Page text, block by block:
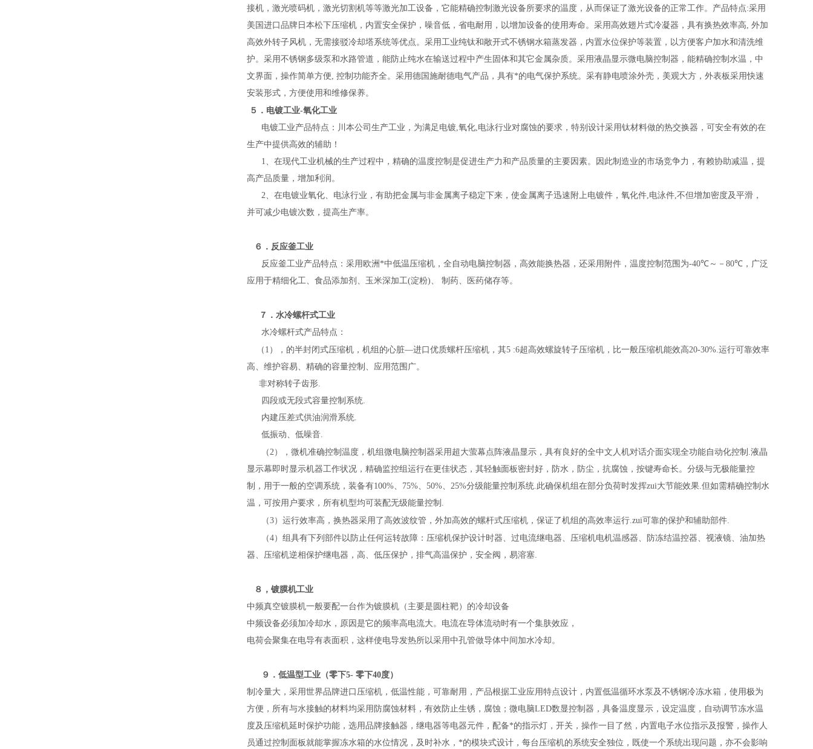
接机，激光喷码机， 激光切割机等等激光加工设备，它能精确控制激光设备所要求的温度，从而保证了激光设备的正常工作。产品特点:采用
美国进口 品牌日本松下压缩机 ，内置安全保护，噪音低，省电耐用，以增加设备的使用寿命。采用高效翅片式冷凝器，具有换热效率高, 外加
高效外转子风机，无需接驳冷却塔系统等优点。采用工业纯钛和敞开式不锈钢水箱蒸发器，内置水位保护等装置，以方便客户加水和清洗维
护。采用不锈钢多级泵和水路管道，能防止纯水在输送过程中产生固体和其它金属杂质。采用液晶显示微电脑控制器，能精确控制水温，中
文界面，操作简单方便, 控制功能齐全。采用德国施耐德电气产品，具有*的电气保护系统。采有静电喷涂外壳，美观大方，外表板采用快速
安装形式，方便使用和维修保养。
５． 电镀工业-氧化工业
电镀工业产品特点 ： 川本公司生产工业，为满足电镀,氧化,电泳行业对腐蚀的要求，特别设计采用钛材料做的热交换器，可安全有效的在
生产中提供高效的辅助！
1、在现代工业机械的生产过程中，精确的温度控制是促进生产力和产品质量的主要因素。因此制造业的市场竞争力，有赖协助减温，提
高产品质量，增加利润。
2、在电镀业氧化、 电泳行业，有助把金属与非金属离子稳定下来，使金属离子迅速附上电镀件，氧化件,电泳件,不但增加密度及平滑，
并可减少电镀次数，提高生产率。
６． 反应釜工业
反应釜工业产品特点 ： 采用欧洲*中低温压缩机，全自动电脑控制器，高效能换热器，还采用附件，温度控制范围为-40℃ ～－80℃ ，广泛
应用于精细化工、食品添加剂、玉米深加工(淀粉)、 制药、医药储存等。
７． 水冷螺杆式工业
水冷螺杆式产品特点 ：
（1）， 的半封闭式压缩机，机组的心脏—进口优质螺杆压缩机，其5 :6超高效螺旋转子压缩机，比一般压缩机能效高20-30%.运行可靠效率
高、维护容易、精确的容量控制、应用范围广。
非对称转子齿形.
四段或无段式容量控制系统.
内建压差式供油润滑系统.
低振动、低噪音.
（2）， 微机准确控制温度，机组微电脑控制器采用超大萤幕点阵液晶显示，具有良好的全中文人机对话介面实现全功能自动化控制.液晶
显示幕即时显示机器工作状况，精确监控组运行在更佳状态，其轻触面板密封好，防水，防尘，抗腐蚀，按键寿命长。分级与无极能量控
制，用于一般的空调系统，装备有100%、75%、50%、25%分级能量控制系统.此确保机组在部分负荷时发挥zui大节能效果.但如需精确控制水
温，可按用户要求，所有机型均可装配无级能量控制.
（3） 运行效率高，换热器采用了高效波纹管，外加高效的螺杆式压缩机，保证了机组的高效率运行.zui可靠的保护和辅助部件.
（4） 组具有下列部件以防止任何运转故障：压缩机保护设计时器、过电流继电器、 压缩机电机温感器、防冻结温控器、视液镜、油加热
器、压缩机逆相保护继电器 ， 高、 低压保护，排气高温保护，安全阀，易溶塞.
８， 镀膜机工业
中频真空镀膜机一般要配一台作为镀膜机（主要是圆柱靶）的冷却设备
中频设备必须加冷却水，原因是它的频率高电流大。电流在导体流动时有一个集肤效应，
电荷会聚集在电导有表面积，这样使电导发热所以采用中孔管做导体中间加水冷却。
９． 低温型工业 （零下5- 零下40度）
制冷量大，采用世界品牌进口压缩机，低温性能，可靠耐用，产品根据工业应用特点设计 ， 内置低温循环水泵及不锈钢冷冻水箱，使用极为
方便，所有与水接触的材料均采用防腐蚀材料，有效防止生锈，腐蚀；微电脑LED数显控制器，具备温度显示，设定温度，自动调节冻水温
度及压缩机延时保护功能，选用品牌接触器，继电器等电器元件，配备*的指示灯，开关，操作一目了然，内置电子水位指示及报警，操作人
员通过控制面板就能掌握冻水箱的水位情况，及时补水，*的模块式设计，每台压缩机的系统安全独位，既使一个系统出现问题，亦不会影响